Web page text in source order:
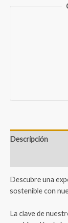
cantidad
Descripción
Descubre una
sostenible con
La clave de